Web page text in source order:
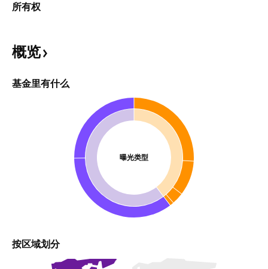
所有权
概览
基金里有什么
曝光类型
按区域划分